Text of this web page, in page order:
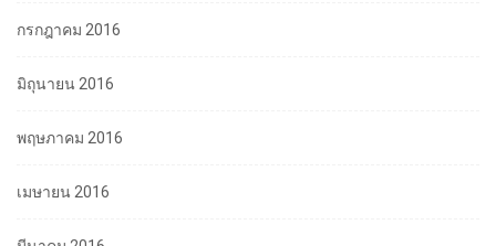
กรกฎาคม 2016
มิถุนายน 2016
พฤษภาคม 2016
เมษายน 2016